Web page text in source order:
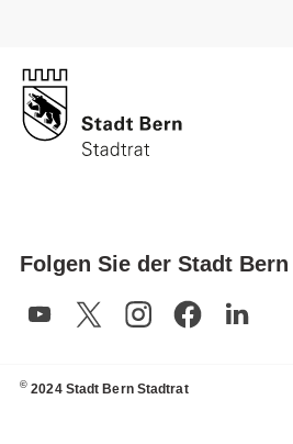
Folgen Sie der Stadt Bern
© 2024 Stadt Bern Stadtrat